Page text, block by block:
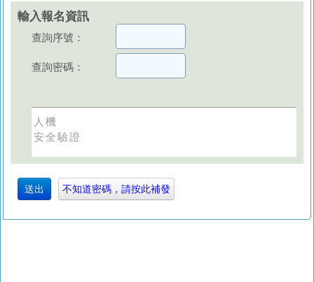
輸入報名資訊
查詢序號：
查詢密碼：
人機
安全驗證